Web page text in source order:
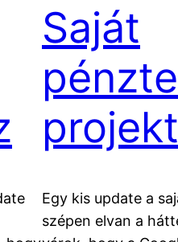
Saját
Egy kis update a
szépen elvan a